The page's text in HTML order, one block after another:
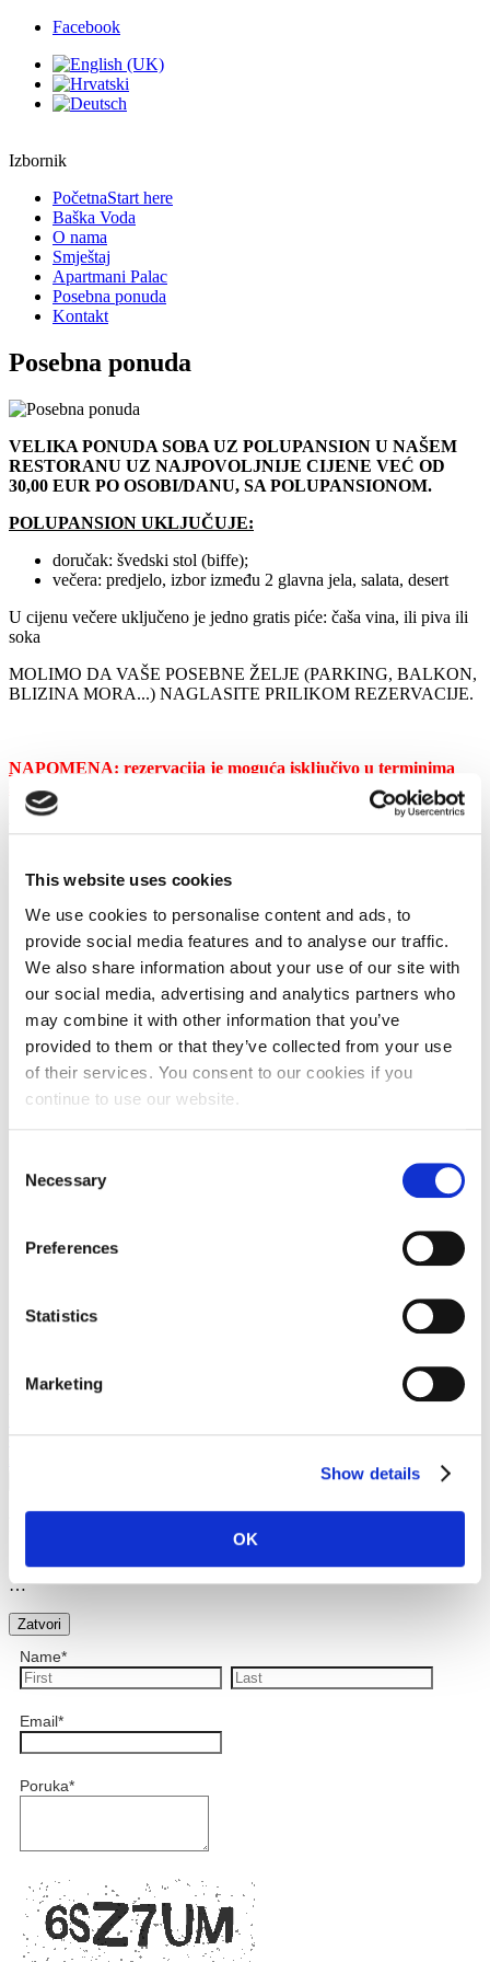
This website uses cookies
We use cookies to personalise content and ads, to
provide social media features and to analyse our traffic.
We also share information about your use of our site with
our social media, advertising and analytics partners who
may combine it with other information that you’ve
provided to them or that they’ve collected from your use
of their services. You consent to our cookies if you
continue to use our website.
Selection
Necessary
Preferences
Statistics
Marketing
Show details
OK
Facebook
Izbornik
PočetnaStart here
Baška Voda
O nama
Smještaj
Apartmani Palac
Posebna ponuda
Kontakt
Posebna ponuda
VELIKA PONUDA SOBA UZ POLUPANSION U NAŠEM
RESTORANU UZ NAJPOVOLJNIJE CIJENE VEĆ OD
30,00 EUR PO OSOBI/DANU, SA POLUPANSIONOM.
POLUPANSION UKLJUČUJE:
doručak: švedski stol (biffe);
večera: predjelo, izbor između 2 glavna jela, salata, desert
U cijenu večere uključeno je jedno gratis piće: čaša vina, ili piva ili
soka
MOLIMO DA VAŠE POSEBNE ŽELJE (PARKING, BALKON,
BLIZINA MORA...) NAGLASITE PRILIKOM REZERVACIJE.
NAPOMENA: rezervacija je moguća isključivo u terminima
subota - subota.
Više informacija
Kreveti: 2
Dodatni kreveti: 1
Udaljenost do mora: 100 - 600
Udaljenost do trgovine:
Klimatizacija: Ne
Parking: Da
Roštilj: Ne
Ne
WiFi: Ne
View the embedded image gallery online at:
offers#sigProId8d0e51d89f
…
Zatvori
Name*
Email*
Poruka*